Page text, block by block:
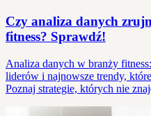
Czy analiza danych
fitness? Sprawdź!
Analiza danych w branży
liderów i najnowsze trendy,
Poznaj strategie, których nie